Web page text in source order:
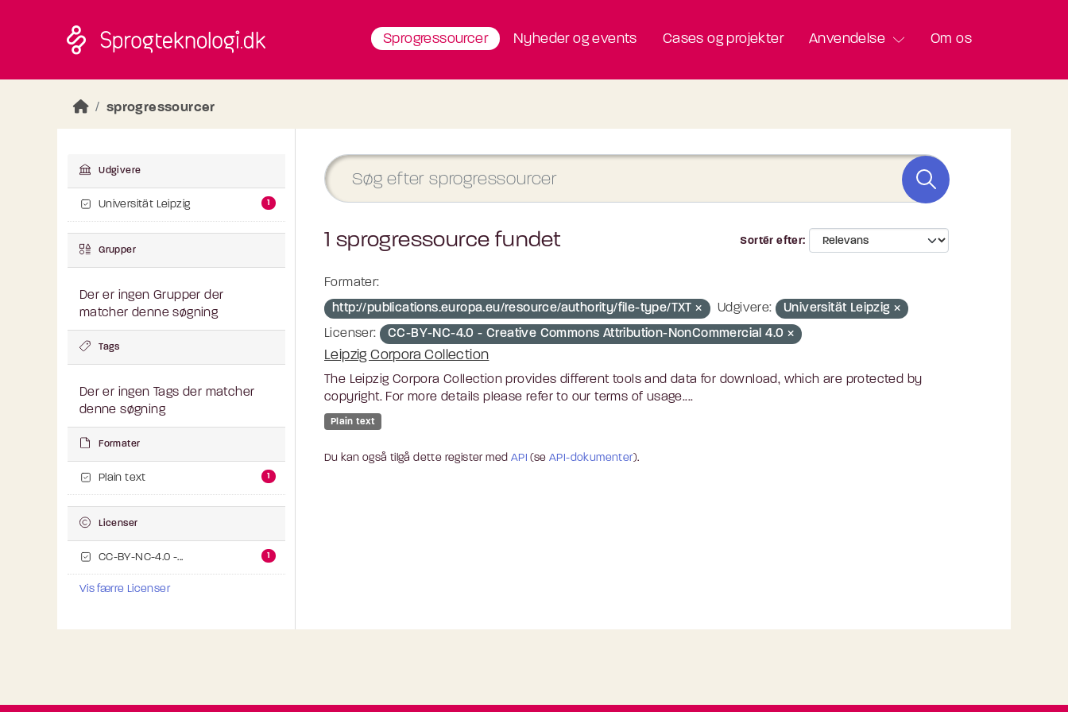
Sprogressourcer Nyheder og events Cases og projekter Anvendelse Om os
sprogressourcer
Udgivere
Universität Leipzig 1
Grupper
Der er ingen Grupper der
matcher denne søgning
Tags
Der er ingen Tags der matcher
denne søgning
Formater
Plain text 1
Licenser
CC-BY-NC-4.0 -... 1
Vis færre Licenser
Sortér efter
1 sprogressource fundet
Formater:
http://publications.europa.eu/resource/authority/file-type/TXT
Udgivere:
Universität Leipzig
Licenser:
CC-BY-NC-4.0 - Creative Commons Attribution-NonCommercial 4.0
Leipzig Corpora Collection
The Leipzig Corpora Collection provides different tools and data for download, which are protected by
copyright. For more details please refer to our terms of usage....
Plain text
Du kan også tilgå dette register med API (seAPI-dokumenter).